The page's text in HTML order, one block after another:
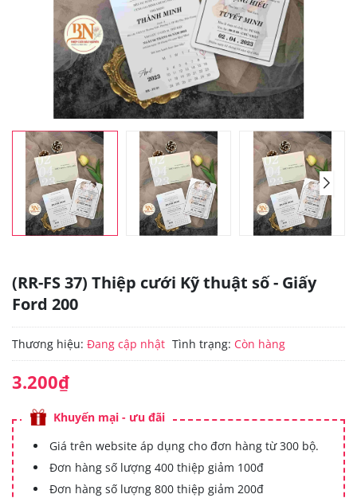
(RR-FS 37) Thiệp cưới Kỹ thuật số - Giấy
Ford 200
Thương hiệu: Đang cập nhật Tình trạng: Còn hàng
3.200₫
Khuyến mại - ưu đãi
Giá trên website áp dụng cho đơn hàng từ 300 bộ.
Đơn hàng số lượng 400 thiệp giảm 100đ
Đơn hàng số lượng 800 thiệp giảm 200đ